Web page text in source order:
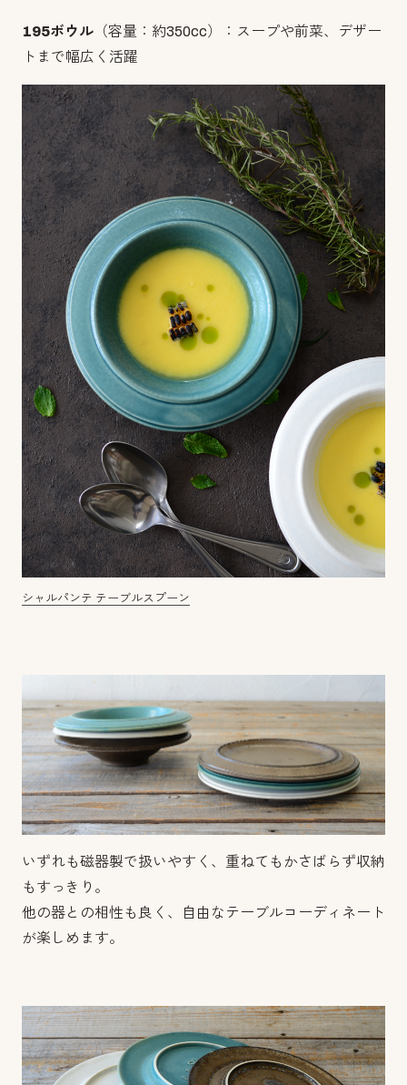
195ボウル （容量：約350cc）：スープや前菜、デザー
トまで幅広く活躍
シャルパンテ テーブルスプーン
いずれも磁器製で扱いやすく、重ねてもかさばらず収納
もすっきり。
他の器との相性も良く、自由なテーブルコーディネート
が楽しめます。